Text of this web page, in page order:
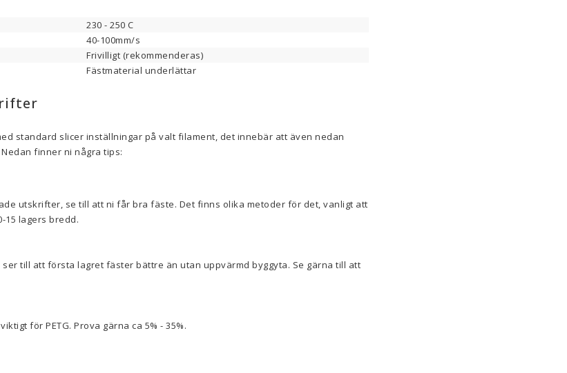
230 - 250 C
40-100mm/s
Frivilligt (rekommenderas)
Fästmaterial underlättar
standard slicer inställningar på valt filament, det innebär att även nedan
finner ni några tips:
utskrifter, se till att ni får bra fäste. Det finns olika metoder för det, vanligt att
15 lagers bredd.
till att första lagret fäster bättre än utan uppvärmd byggyta. Se gärna till att
för PETG. Prova gärna ca 5% - 35%.